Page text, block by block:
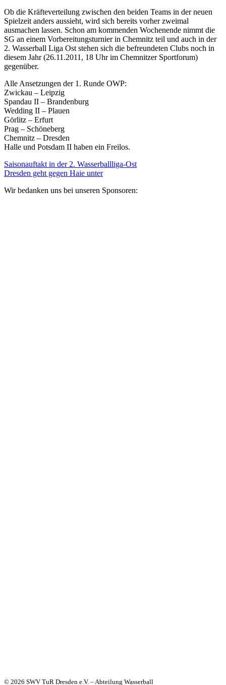
Ob die Kräfteverteilung zwischen den beiden Teams in der neuen
Spielzeit anders aussieht, wird sich bereits vorher zweimal
ausmachen lassen. Schon am kommenden Wochenende nimmt die
SG an einem Vorbereitungsturnier in Chemnitz teil und auch in der
2. Wasserball Liga Ost stehen sich die befreundeten Clubs noch in
diesem Jahr (26.11.2011, 18 Uhr im Chemnitzer Sportforum)
gegenüber.
Alle Ansetzungen der 1. Runde OWP:
Zwickau – Leipzig
Spandau II – Brandenburg
Wedding II – Plauen
Görlitz – Erfurt
Prag – Schöneberg
Chemnitz – Dresden
Halle und Potsdam II haben ein Freilos.
Saisonauftakt in der 2. Wasserballliga-Ost
Dresden geht gegen Haie unter
Wir bedanken uns bei unseren Sponsoren:
© 2026 SWV TuR Dresden e.V. – Abteilung Wasserball